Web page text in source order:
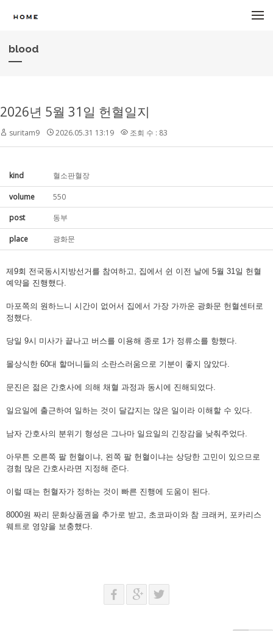
blood
2026년 5월 31일 헌혈일지
suritam9 2026.05.31 13:19 조회 수 : 83
kind 혈소판혈장
volume
550
post
동부
place 광화문
제9회 전국동시지방선거를 참여하고, 집에서 쉰 이전 날에 5월 31일 헌혈
예약을 진행했다.
마포쪽의 원하느니 시간이 없어서 집에서 가장 가까운 광화문 헌혈센터로
정했다.
당일 9시 미사가 끝나고 버스를 이용해 종로 1가 정류소를 항했다.
몰상식한 60대 할머니들의 소란스러움으로 기분이 좋지 않았다.
문진은 젊은 간호사에 의해 채혈 과정과 동시에 진해되었다.
일요일에 출근하여 일하는 것이 달갑지는 않은 일이라 이해할 수 있다.
남자 간호사의 분위기 형성은 그나마 일요일의 긴장감을 낮춰주었다.
아무튼 오른쪽 팔 헌혈이냐, 왼쪽 팔 헌혈이냐는 상당한 고민이 있으므로
경험 많은 간호사라면 지정해 준다.
이럴 때는 헌혈자가 정하는 것이 빠른 진행에 도움이 된다.
8000원 짜리 문화상품권을 추가로 받고, 초코파이와 참 크래커, 포카리스
웨트로 영양을 보충했다.